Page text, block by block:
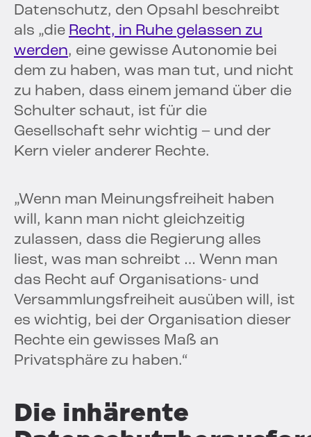
Datenschutz, den Opsahl beschreibt
als „die Recht, in Ruhe gelassen zu
werden, eine gewisse Autonomie bei
dem zu haben, was man tut, und nicht
zu haben, dass einem jemand über die
Schulter schaut, ist für die
Gesellschaft sehr wichtig – und der
Kern vieler anderer Rechte.
„Wenn man Meinungsfreiheit haben
will, kann man nicht gleichzeitig
zulassen, dass die Regierung alles
liest, was man schreibt … Wenn man
das Recht auf Organisations- und
Versammlungsfreiheit ausüben will, ist
es wichtig, bei der Organisation dieser
Rechte ein gewisses Maß an
Privatsphäre zu haben.“
Die inhärente